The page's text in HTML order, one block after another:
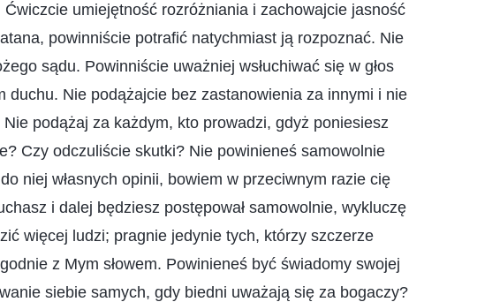
umiejętność rozróżniania i zachowajcie jasność
powinniście potrafić natychmiast ją rozpoznać. Nie
sądu. Powinniście uważniej wsłuchiwać się w głos
duchu. Nie podążajcie bez zastanowienia za innymi i nie
podążaj za każdym, kto prowadzi, gdyż poniesiesz
Czy odczuliście skutki? Nie powinieneś samowolnie
niej własnych opinii, bowiem w przeciwnym razie cię
i dalej będziesz postępował samowolnie, wykluczę
więcej ludzi; pragnie jedynie tych, którzy szczerze
z Mym słowem. Powinieneś być świadomy swojej
siebie samych, gdy biedni uważają się za bogaczy?